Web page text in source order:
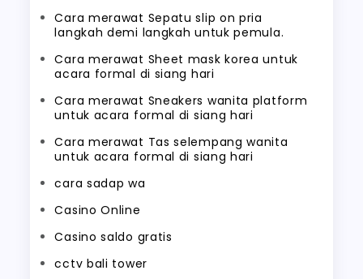
Cara merawat Sepatu slip on pria
langkah demi langkah untuk pemula.
Cara merawat Sheet mask korea untuk
acara formal di siang hari
Cara merawat Sneakers wanita platform
untuk acara formal di siang hari
Cara merawat Tas selempang wanita
untuk acara formal di siang hari
cara sadap wa
Casino Online
Casino saldo gratis
cctv bali tower